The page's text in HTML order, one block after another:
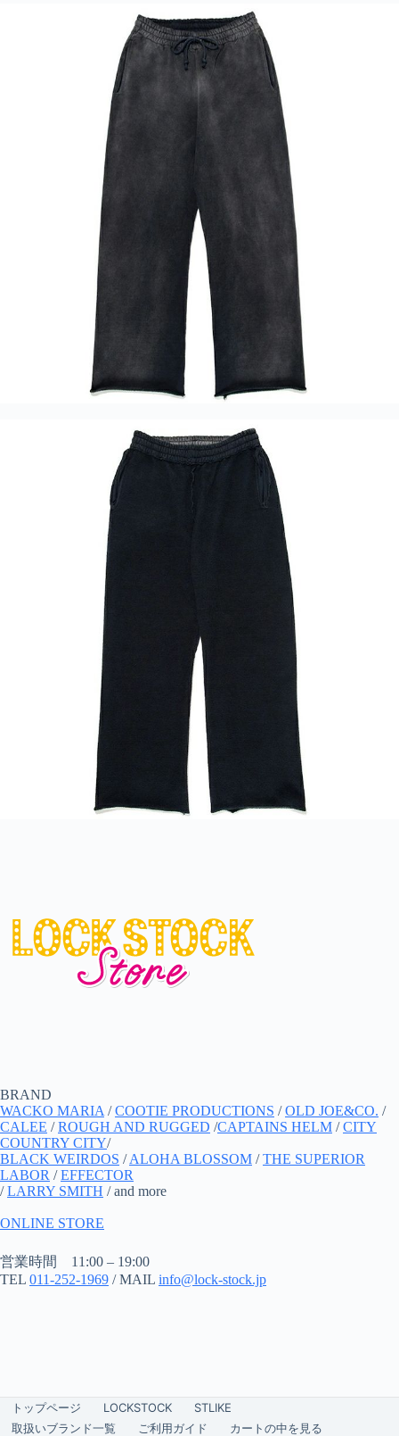
BRAND
WACKO MARIA /COOTIE PRODUCTIONS /OLD JOE&CO. /
CALEE /ROUGH AND RUGGED /CAPTAINS HELM /CITY
COUNTRY CITY/
BLACK WEIRDOS /ALOHA BLOSSOM /THE SUPERIOR
LABOR /EFFECTOR
/LARRY SMITH / and more
ONLINE STORE
営業時間 11:00 – 19:00
TEL 011-252-1969 / MAIL info@lock-stock.jp
トップページ LOCKSTOCK
STLIKE
取扱いブランド一覧
ご利用ガイド カートの中を見る